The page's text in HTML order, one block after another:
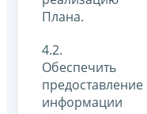
Плана.
4.2.
Обеспечить
предоставление
информации